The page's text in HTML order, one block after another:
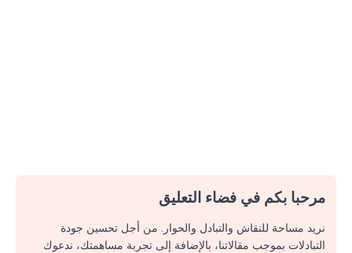
مرحبا بكم في فضاء التعليق
نريد مساحة للنقاش والتبادل والحوار. من أجل تحسين جودة
التبادلات بموجب مقالاتنا، بالإضافة إلى تجربة مساهمتك، ندعوك